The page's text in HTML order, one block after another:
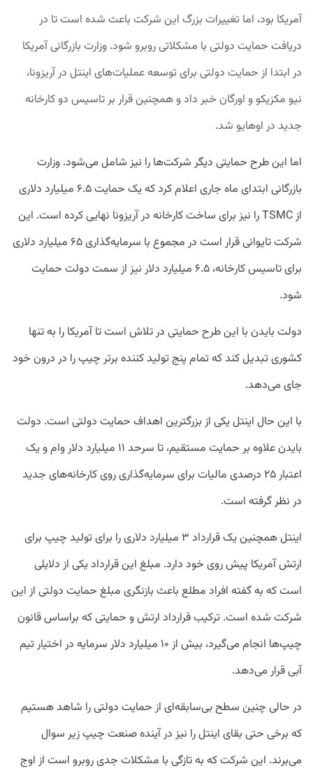
آمریکا بود، اما تغییرات بزرگ این شرکت باعث شده است تا در
دریافت حمایت دولتی با مشکلاتی روبرو شود. وزارت بازرگانی آمریکا
در ابتدا از حمایت دولتی برای توسعه عملیات‌های اینتل در آریزونا،
نیو مکزیکو و اورگان خبر داد و همچنین قرار بر تاسیس دو کارخانه
جدید در اوهایو شد.
اما این طرح حمایتی دیگر شرکت‌ها را نیز شامل می‌شود. وزارت
بازرگانی ابتدای ماه جاری اعلام کرد که یک حمایت ۶.۵ میلیارد دلاری
از TSMC را نیز برای ساخت کارخانه در آریزونا نهایی کرده است. این
شرکت تایوانی قرار است در مجموع با سرمایه‌گذاری ۶۵ میلیارد دلاری
برای تاسیس کارخانه، ۶.۵ میلیارد دلار نیز از سمت دولت حمایت
شود.
دولت بایدن با این طرح حمایتی در تلاش است تا آمریکا را به تنها
کشوری تبدیل کند که تمام پنج تولید کننده برتر چیپ را در درون خود
جای می‌دهد.
با این حال اینتل یکی از بزرگترین اهداف حمایت دولتی است. دولت
بایدن علاوه بر حمایت مستقیم، تا سرحد ۱۱ میلیارد دلار وام و یک
اعتبار ۲۵ درصدی مالیات برای سرمایه‌گذاری روی کارخانه‌های جدید
در نظر گرفته است.
اینتل همچنین یک قرارداد ۳ میلیارد دلاری را برای تولید چیپ برای
ارتش آمریکا پیش روی خود دارد. مبلغ این قرارداد یکی از دلایلی
است که به گفته افراد مطلع باعث بازنگری مبلغ حمایت دولتی از این
شرکت شده است. ترکیب قرارداد ارتش و حمایتی که براساس قانون
چیپ‌ها انجام می‌گیرد، بیش از ۱۰ میلیارد دلار سرمایه در اختیار تیم
آبی قرار می‌دهد.
در حالی چنین سطح بی‌سابقه‌ای از حمایت دولتی را شاهد هستیم
که برخی حتی بقای اینتل را نیز در آینده صنعت چیپ زیر سوال
می‌برند. این شرکت که به تازگی با مشکلات جدی روبرو است از اوج